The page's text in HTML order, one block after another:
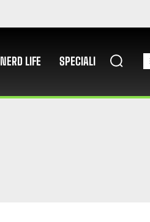
NERD LIFE SPECIALI